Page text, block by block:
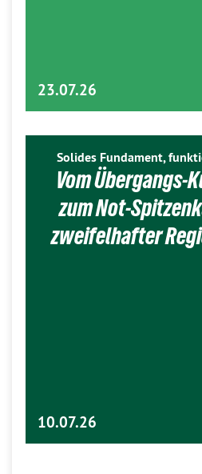
23.07.26
Solides Fundament,
Vom Übergangs-
zum Not-
zweifelhafter
10.07.26